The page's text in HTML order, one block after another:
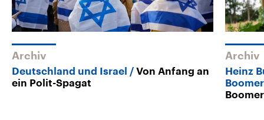
Archiv
Deutschland und Israel
Von Anfang an
ein Polit-Spagat
Archiv
Heinz